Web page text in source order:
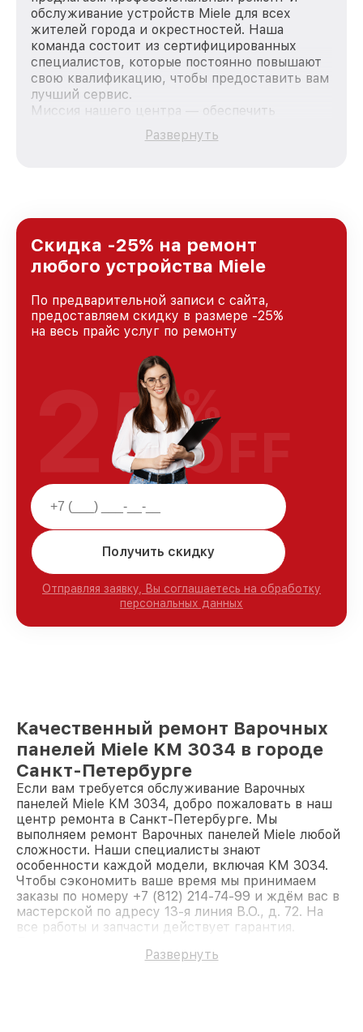
обслуживание устройств Miele для всех
жителей города и окрестностей. Наша
команда состоит из сертифицированных
специалистов, которые постоянно повышают
свою квалификацию, чтобы предоставить вам
лучший сервис.
Миссия нашего центра — обеспечить
качественный и доступный ремонт для
каждого пользователя продукции Miele, вне
Санкт-Петербурге, постоянно повышая
уровень доверия и лояльности наших
клиентов.
Развернуть
Скидка -25% на ремонт
любого устройства Miele
По предварительной записи с сайта,
предоставляем скидку в размере -25%
на весь прайс услуг по ремонту
Получить скидку
Отправляя заявку, Вы соглашаетесь на обработку
персональных данных
25%
OFF
Качественный ремонт Варочных
панелей Miele KM 3034 в городе
Санкт-Петербурге
Если вам требуется обслуживание Варочных
панелей Miele KM 3034, добро пожаловать в наш
центр ремонта в Санкт-Петербурге. Мы
выполняем ремонт Варочных панелей Miele любой
сложности. Наши специалисты знают
особенности каждой модели, включая KM 3034.
Чтобы сэкономить ваше время мы принимаем
заказы по номеру +7 (812) 214-74-99 и ждём вас в
мастерской по адресу 13-я линия В.О., д. 72. На
все работы и запчасти действует гарантия.
Развернуть